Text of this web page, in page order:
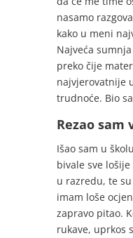
nasamo
kako u meni
Najveća
preko čije
najvjerovatnije
trudnoće. Bio
Rezao sam
Išao sam u
bivale sve
u razredu, te
imam loše
zapravo pitao.
rukave, uprkos